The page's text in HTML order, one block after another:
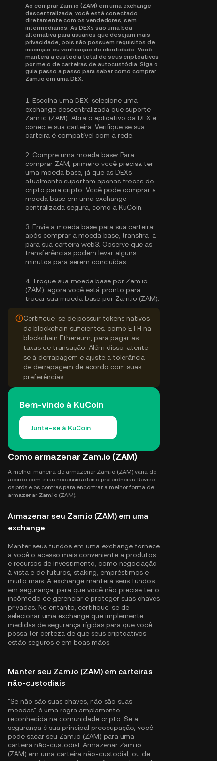
Ao comprar Zam.io (ZAM) em uma exchange
descentralizada, você está conectado
diretamente com os vendedores, sem
intermediários. As DEXs são uma boa
alternativa para usuários que desejam mais
privacidade, pois não possuem requisitos de
inscrição ou verificação de identidade. Você
manterá a custódia total de seus criptoativos
por meio de carteiras de autocustódia. Siga o
guia passo a passo para saber como comprar
Zam.io em uma DEX.
1. Escolha uma DEX: selecione uma
exchange descentralizada que suporte
Zam.io (ZAM). Abra o aplicativo da DEX e
conecte sua carteira. Verifique se sua
carteira é compatível com a rede.
2. Compre uma moeda base: Para
comprar ZAM, primeiro você precisa ter
uma moeda base, já que as DEXs
atualmente suportam apenas trocas de
cripto para cripto. Você pode comprar a
moeda base em uma exchange
centralizada segura, como a KuCoin.
3. Envie a moeda base para sua carteira:
após comprar a moeda base, transfira-a
para sua carteira web3. Observe que as
transferências podem levar alguns
minutos para serem concluídas.
4. Troque sua moeda base por Zam.io
(ZAM): agora você está pronto para
trocar sua moeda base por Zam.io (ZAM).
Certifique-se de possuir tokens nativos
da blockchain suficientes, como ETH na
blockchain Ethereum, para pagar as
taxas de transação. Além disso, atente-
se à derrapagem e ajuste a tolerância
de derrapagem de acordo com suas
preferências.
Bem-vindo à KuCoin
Junte-se à KuCoin
Como armazenar Zam.io (ZAM)
A melhor maneira de armazenar Zam.io (ZAM) varia de
acordo com suas necessidades e preferências. Revise
os prós e os contras para encontrar a melhor forma de
armazenar Zam.io (ZAM).
Armazenar seu Zam.io (ZAM) em uma
exchange
Manter seus fundos em uma exchange fornece
a você o acesso mais conveniente a produtos
e recursos de investimento, como negociação
à vista e de futuros, staking, empréstimos e
muito mais. A exchange manterá seus fundos
em segurança, para que você não precise ter o
incômodo de gerenciar e proteger suas chaves
privadas. No entanto, certifique-se de
selecionar uma exchange que implemente
medidas de segurança rígidas para que você
possa ter certeza de que seus criptoativos
estão seguros e em boas mãos.
Manter seu Zam.io (ZAM) em carteiras
não-custodiais
"Se não são suas chaves, não são suas
moedas" é uma regra amplamente
reconhecida na comunidade cripto. Se a
segurança é sua principal preocupação, você
pode sacar seu Zam.io (ZAM) para uma
carteira não-custodial. Armazenar Zam.io
(ZAM) em uma carteira não-custodial, ou de